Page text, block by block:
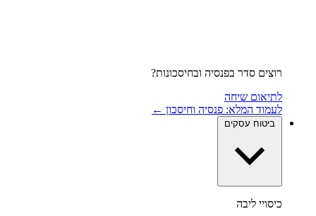
רוצים סדר בפנסיה ובחיסכונות?
לתיאום שיחה
לעמוד המלא: פנסיה וחיסכון ←
ביטוח עסקים
כיסויי ליבה